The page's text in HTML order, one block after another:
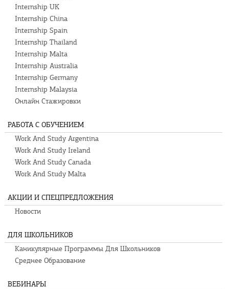
Internship UK
Internship China
Internship Spain
Internship Thailand
Internship Malta
Internship Australia
Internship Germany
Internship Malaysia
Онлайн Стажировки
РАБОТА С ОБУЧЕНИЕМ
Work And Study Argentina
Work And Study Ireland
Work And Study Canada
Work And Study Malta
АКЦИИ И СПЕЦПРЕДЛОЖЕНИЯ
Новости
ДЛЯ ШКОЛЬНИКОВ
Каникулярные Программы Для Школьников
Среднее Образование
ВЕБИНАРЫ